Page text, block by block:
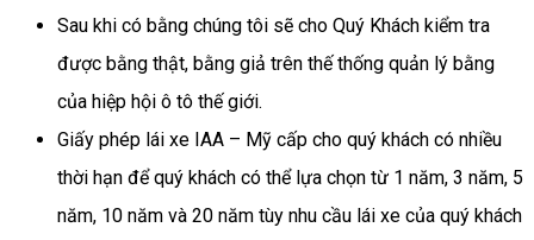
Sau khi có bằng chúng tôi sẽ cho Quý Khách kiểm tra
được bằng thật, bằng giả trên thế thống quản lý bằng
của hiệp hội ô tô thế giới.
Giấy phép lái xe IAA – Mỹ cấp cho quý khách có nhiều
thời hạn để quý khách có thể lựa chọn từ 1 năm, 3 năm, 5
năm, 10 năm và 20 năm tùy nhu cầu lái xe của quý khách